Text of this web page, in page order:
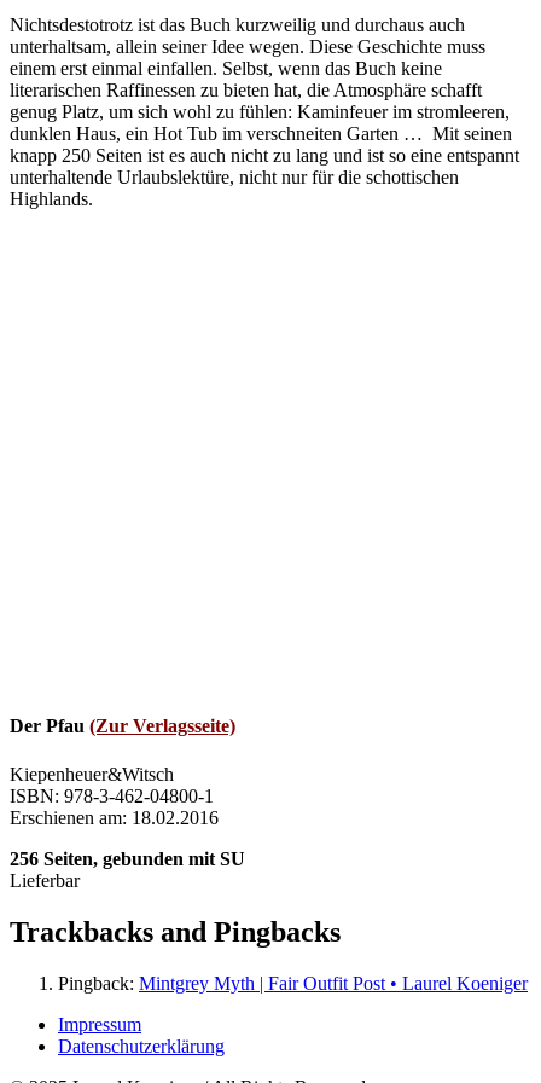
Nichtsdestotrotz ist das Buch kurzweilig und durchaus auch
unterhaltsam, allein seiner Idee wegen. Diese Geschichte muss
einem erst einmal einfallen. Selbst, wenn das Buch keine
literarischen Raffinessen zu bieten hat, die Atmosphäre schafft
genug Platz, um sich wohl zu fühlen: Kaminfeuer im stromleeren,
dunklen Haus, ein Hot Tub im verschneiten Garten … Mit seinen
knapp 250 Seiten ist es auch nicht zu lang und ist so eine entspannt
unterhaltende Urlaubslektüre, nicht nur für die schottischen
Highlands.
Der Pfau (Zur Verlagsseite)
Kiepenheuer&Witsch
ISBN: 978-3-462-04800-1
Erschienen am: 18.02.2016
256 Seiten, gebunden mit SU
Lieferbar
Trackbacks and Pingbacks
Pingback: Mintgrey Myth | Fair Outfit Post • Laurel Koeniger
Impressum
Datenschutzerklärung